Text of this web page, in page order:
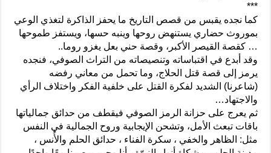
***
كما نجده يقبس من قصص التاريخ ما يحفز الذاكرة لتغذي الوعي
بموروث حضاري يستنهض روحها وينبه حسها، ويستفز طموحها
… كقصة القيصر الأكبر، وقصة حني بعل يغزو روما..
وقد أبدع في اقتباساته وتنصيصاته من التراث الصوفي، فنجده
يرمز إلى قصة قتل الحلاج، وما تحمل من معاني رفضه
(شاعرنا) الشديد لفكرة القتل على خلفية الفكر واختلاف الرأي
والاجتهاد…
ثم يعرج على حزانة الرمز الصوفي فيقطف من حدائق جمالياتها
باقات تبعث الأمل، وتشحن الإيجابية وروح الجمالية في النفس
مثل: الظاهر والخفي ، سكرة الفناء ، حدائق الحلم والأُنس ،